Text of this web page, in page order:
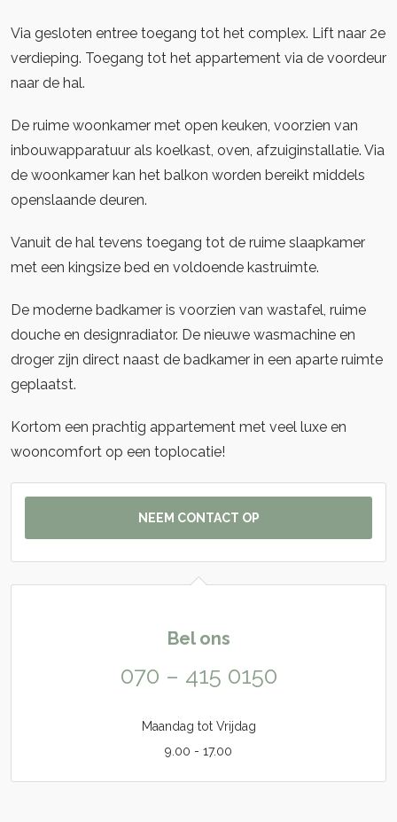
Via gesloten entree toegang tot het complex. Lift naar 2e
verdieping. Toegang tot het appartement via de voordeur
naar de hal.
De ruime woonkamer met open keuken, voorzien van
inbouwapparatuur als koelkast, oven, afzuiginstallatie. Via
de woonkamer kan het balkon worden bereikt middels
openslaande deuren.
Vanuit de hal tevens toegang tot de ruime slaapkamer
met een kingsize bed en voldoende kastruimte.
De moderne badkamer is voorzien van wastafel, ruime
douche en designradiator. De nieuwe wasmachine en
droger zijn direct naast de badkamer in een aparte ruimte
geplaatst.
Kortom een prachtig appartement met veel luxe en
wooncomfort op een toplocatie!
NEEM CONTACT OP
Bel ons
070 – 415 0150
Maandag tot Vrijdag
9.00 - 17.00